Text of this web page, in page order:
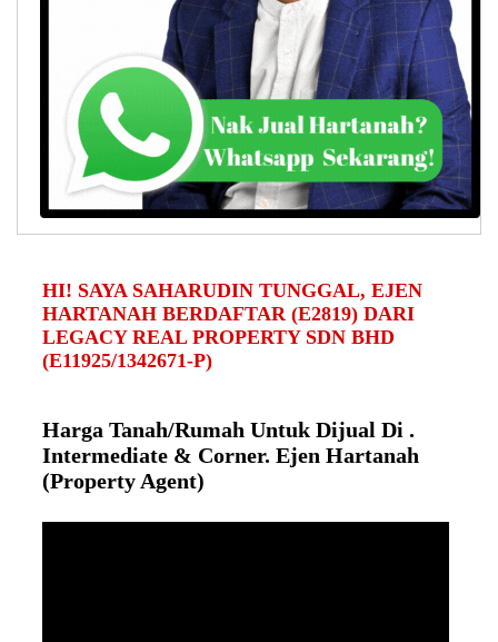
HI! SAYA SAHARUDIN TUNGGAL, EJEN
HARTANAH BERDAFTAR (E2819) DARI
LEGACY REAL PROPERTY SDN BHD
(E11925/1342671-P)
Harga Tanah/Rumah Untuk Dijual Di .
Intermediate & Corner. Ejen Hartanah
(Property Agent)